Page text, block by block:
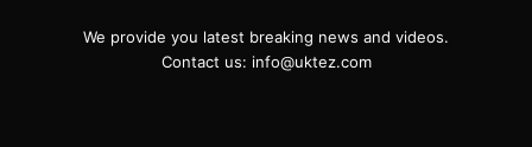
We provide you latest breaking news and videos.
Contact us: info@uktez.com